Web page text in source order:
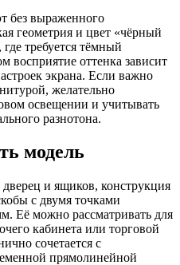
без выраженного
геометрия и цвет «чёрный
требуется тёмный
восприятие оттенка зависит
экрана. Если важно
желательно
освещении и учитывать
разнотона.
модель
и ящиков, конструкция
с двумя точками
Её можно рассматривать для
кабинета или торговой
сочетается с
прямолинейной